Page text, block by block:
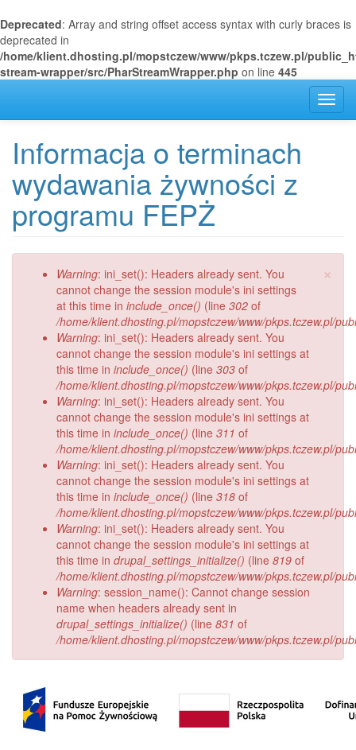
Deprecated: Array and string offset access syntax with curly braces is
deprecated in
/home/klient.dhosting.pl/mopstczew/www/pkps.tczew.pl/
stream-wrapper/src/PharStreamWrapper.php on line 445
treści
Informacja o terminach
wydawania żywności z
programu FEPŻ
×
Komunikat
błędzie
Warning: ini_set(): Headers already sent. You
cannot change the session module's ini settings
at this time in include_once() (line 302 of
/home/klient.dhosting.pl/mopstczew/www/pkps.tczew.pl/
Warning: ini_set(): Headers already sent. You
cannot change the session module's ini settings at
this time in include_once() (line 303 of
/home/klient.dhosting.pl/mopstczew/www/pkps.tczew.pl/
Warning: ini_set(): Headers already sent. You
cannot change the session module's ini settings at
this time in include_once() (line 311 of
/home/klient.dhosting.pl/mopstczew/www/pkps.tczew.pl/
Warning: ini_set(): Headers already sent. You
cannot change the session module's ini settings at
this time in include_once() (line 318 of
/home/klient.dhosting.pl/mopstczew/www/pkps.tczew.pl/
Warning: ini_set(): Headers already sent. You
cannot change the session module's ini settings at
this time in drupal_settings_initialize() (line 819 of
/home/klient.dhosting.pl/mopstczew/www/pkps.tczew.pl/
Warning: session_name(): Cannot change session
name when headers already sent in
drupal_settings_initialize() (line 831 of
/home/klient.dhosting.pl/mopstczew/www/pkps.tczew.pl/